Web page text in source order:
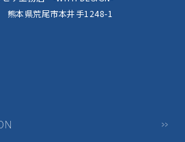
本県荒尾市本井手1248-1